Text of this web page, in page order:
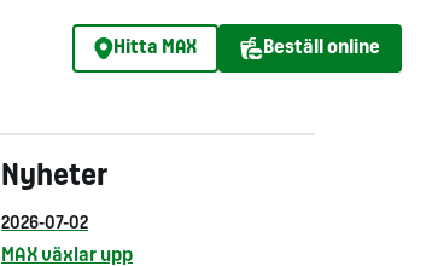
Hitta MAX Beställ online
Nyheter
2026-07-02
MAX växlar upp